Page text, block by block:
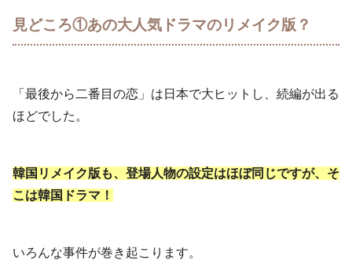
見どころ①あの大人気ドラマのリメイク版？
「最後から二番目の恋」は日本で大ヒットし、続編が出る
ほどでした。
韓国リメイク版も、登場人物の設定はほぼ同じですが、そ
こは韓国ドラマ！
いろんな事件が巻き起こります。